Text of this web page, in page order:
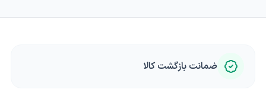
ضمانت بازگشت کالا